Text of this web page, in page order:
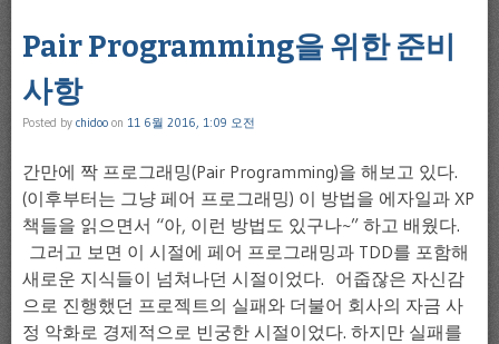
Pair Programming을 위한 준비
사항
Posted by chidoo on 11 6월 2016, 1:09 오전
간만에 짝 프로그래밍(Pair Programming)을 해보고 있다.
(이후부터는 그냥 페어 프로그래밍) 이 방법을 에자일과 XP
책들을 읽으면서 “아, 이런 방법도 있구나~” 하고 배웠다.
그러고 보면 이 시절에 페어 프로그래밍과 TDD를 포함해
새로운 지식들이 넘쳐나던 시절이었다. 어줍잖은 자신감
으로 진행했던 프로젝트의 실패와 더불어 회사의 자금 사
정 악화로 경제적으로 빈궁한 시절이었다. 하지만 실패를